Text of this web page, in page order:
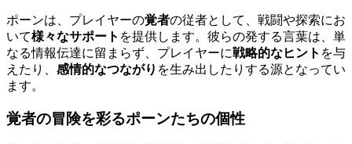
ポーンは、プレイヤーの覚者の従者として、戦闘や探索にお
いて様々なサポート を提供します。彼らの発する言葉は、単
なる情報伝達に留まらず、プレイヤーに戦略的なヒント を与
えたり、 感情的なつながり を生み出したりする源となってい
ます。
覚者の冒険を彩るポーンたちの個性